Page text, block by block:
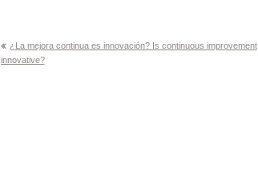
Navegación
de
¿La mejora continua es innovación? Is continuous improvement
innovative?